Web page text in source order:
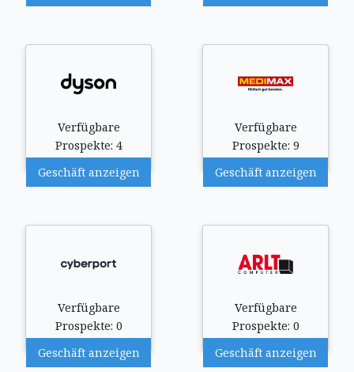
Verfügbare
Prospekte: 4
Geschäft anzeigen
Verfügbare
Prospekte: 9
Geschäft anzeigen
Verfügbare
Prospekte: 0
Geschäft anzeigen
Verfügbare
Prospekte: 0
Geschäft anzeigen